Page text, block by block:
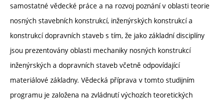
samostatné vědecké práce a na rozvoj poznání v oblasti teorie
nosných stavebních konstrukcí, inženýrských konstrukcí a
konstrukcí dopravních staveb s tím, že jako základní disciplíny
jsou prezentovány oblasti mechaniky nosných konstrukcí
inženýrských a dopravních staveb včetně odpovídající
materiálové základny. Vědecká příprava v tomto studijním
programu je založena na zvládnutí výchozích teoretických